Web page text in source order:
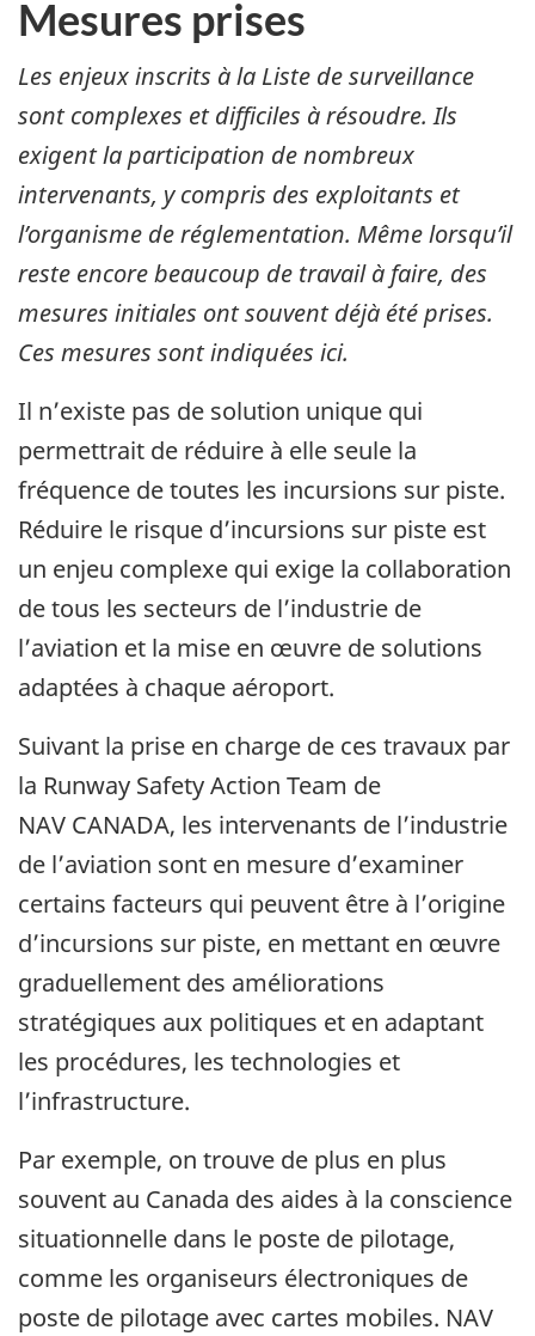
Mesures prises
Les enjeux inscrits à la Liste de surveillance
sont complexes et difficiles à résoudre. Ils
exigent la participation de nombreux
intervenants, y compris des exploitants et
l’organisme de réglementation. Même lorsqu’il
reste encore beaucoup de travail à faire, des
mesures initiales ont souvent déjà été prises.
Ces mesures sont indiquées ici.
Il n’existe pas de solution unique qui
permettrait de réduire à elle seule la
fréquence de toutes les incursions sur piste.
Réduire le risque d’incursions sur piste est
un enjeu complexe qui exige la collaboration
de tous les secteurs de l’industrie de
l’aviation et la mise en œuvre de solutions
adaptées à chaque aéroport.
Suivant la prise en charge de ces travaux par
la Runway Safety Action Team de
NAV CANADA, les intervenants de l’industrie
de l’aviation sont en mesure d’examiner
certains facteurs qui peuvent être à l’origine
d’incursions sur piste, en mettant en œuvre
graduellement des améliorations
stratégiques aux politiques et en adaptant
les procédures, les technologies et
l’infrastructure.
Par exemple, on trouve de plus en plus
souvent au Canada des aides à la conscience
situationnelle dans le poste de pilotage,
comme les organiseurs électroniques de
poste de pilotage avec cartes mobiles. NAV